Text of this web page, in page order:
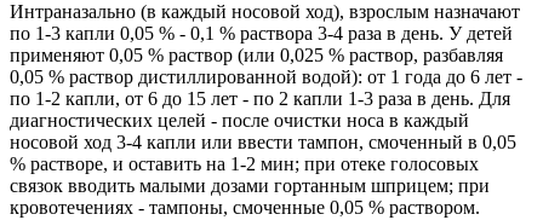
Интраназально (в каждый носовой ход), взрослым назначают
по 1-3 капли 0,05 % - 0,1 % раствора 3-4 раза в день. У детей
применяют 0,05 % раствор (или 0,025 % раствор, разбавляя
0,05 % раствор дистиллированной водой): от 1 года до 6 лет -
по 1-2 капли, от 6 до 15 лет - по 2 капли 1-3 раза в день. Для
диагностических целей - после очистки носа в каждый
носовой ход 3-4 капли или ввести тампон, смоченный в 0,05
% растворе, и оставить на 1-2 мин; при отеке голосовых
связок вводить малыми дозами гортанным шприцем; при
кровотечениях - тампоны, смоченные 0,05 % раствором.